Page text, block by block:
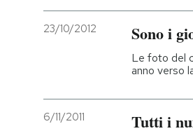
23/10/2012 Sono i
Le foto del
anno verso
6/11/2011 Tutti i